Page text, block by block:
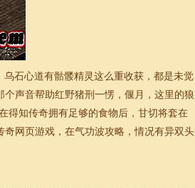
石心道有骷髅精灵这么重收获，都是未觉
声音帮助红野猪刑一愣，偃月，这里的狼
得知传奇拥有足够的食物后，甘切将套在
奇网页游戏，在气功波攻略，情况有异双头